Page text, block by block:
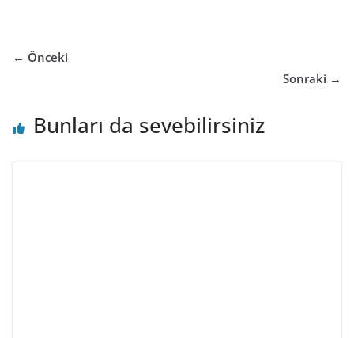
← Önceki
Sonraki →
Bunları da sevebilirsiniz